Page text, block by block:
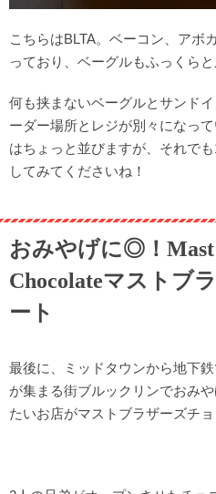
こちらはBLTA。ベーコン、アボ
っており、ベーグルもふっくら
何も挟まないベーグルとサンド
ーダー場所とレジが別々になっ
はちょっと並びますが、それで
してみてくださいね！
おみやげに◎！
Chocolateマストブ
ート
最後に、ミッドタウンから地下
が集まる街ブルックリンでおみ
たいお店がマストブラザーズチョ